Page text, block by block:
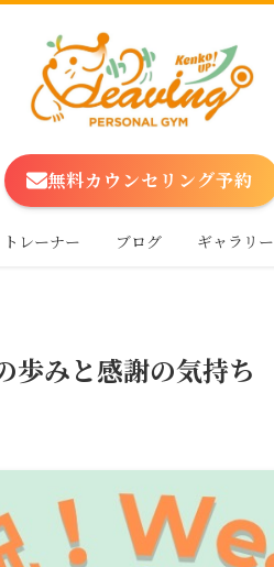
トレーナー ブログ ギャラリー
無料カウンセリング予約
みと感謝の気持ち